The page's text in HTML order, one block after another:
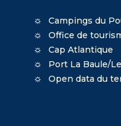
Campings du
Office de
Cap Atlantique
Port La Baule/
Open data du